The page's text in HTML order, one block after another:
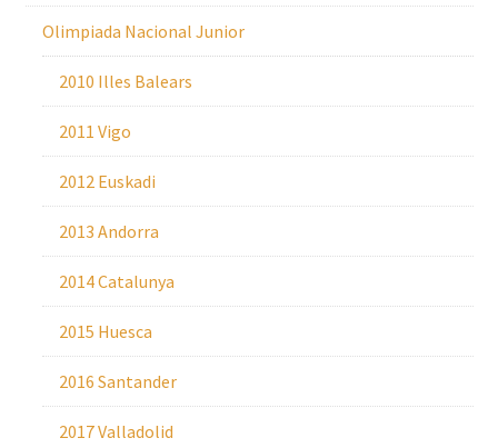
Olimpiada Nacional Junior
2010 Illes Balears
2011 Vigo
2012 Euskadi
2013 Andorra
2014 Catalunya
2015 Huesca
2016 Santander
2017 Valladolid